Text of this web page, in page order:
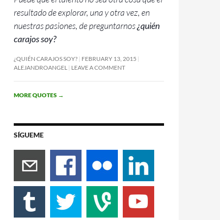
resultado de explorar, una y otra vez, en
nuestras pasiones, de preguntarnos¿quién
carajos soy?
¿QUIÉN CARAJOS SOY? FEBRUARY 13, 2015
ALEJANDROANGEL LEAVE A COMMENT
MORE QUOTES →
SÍGUEME